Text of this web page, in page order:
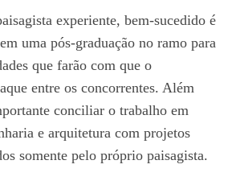
experiente, bem-sucedido é
uma pós-graduação no ramo para
que farão com que o
entre os concorrentes. Além
conciliar o trabalho em
e arquitetura com projetos
somente pelo próprio paisagista.